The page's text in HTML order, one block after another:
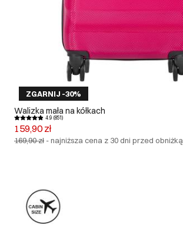
ZGARNIJ -30%
Walizka mała na kółkach
4.9 (851)
159,90 zł
169,90 zł -najniższa cena z 30 dni przed obniżką